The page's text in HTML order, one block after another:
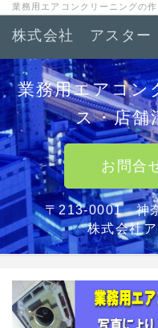
業務用エアコンクリーニングの
株式会社 アスター
業務用エアコ
ス・店舗
お問合
〒213-0001 神
株式会社